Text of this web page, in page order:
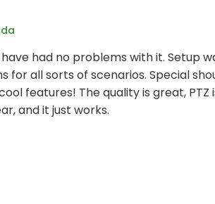
had no problems with it. Setup
for all sorts of scenarios. Special
features! The quality is great, PTZ
and it just works.